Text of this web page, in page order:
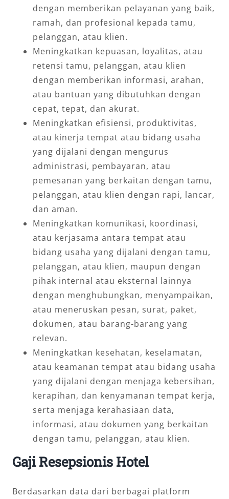
dengan memberikan pelayanan yang baik,
ramah, dan profesional kepada tamu,
pelanggan, atau klien.
Meningkatkan kepuasan, loyalitas, atau
retensi tamu, pelanggan, atau klien
dengan memberikan informasi, arahan,
atau bantuan yang dibutuhkan dengan
cepat, tepat, dan akurat.
Meningkatkan efisiensi, produktivitas,
atau kinerja tempat atau bidang usaha
yang dijalani dengan mengurus
administrasi, pembayaran, atau
pemesanan yang berkaitan dengan tamu,
pelanggan, atau klien dengan rapi, lancar,
dan aman.
Meningkatkan komunikasi, koordinasi,
atau kerjasama antara tempat atau
bidang usaha yang dijalani dengan tamu,
pelanggan, atau klien, maupun dengan
pihak internal atau eksternal lainnya
dengan menghubungkan, menyampaikan,
atau meneruskan pesan, surat, paket,
dokumen, atau barang-barang yang
relevan.
Meningkatkan kesehatan, keselamatan,
atau keamanan tempat atau bidang usaha
yang dijalani dengan menjaga kebersihan,
kerapihan, dan kenyamanan tempat kerja,
serta menjaga kerahasiaan data,
informasi, atau dokumen yang berkaitan
dengan tamu, pelanggan, atau klien.
Gaji Resepsionis Hotel
Berdasarkan data dari berbagai platform